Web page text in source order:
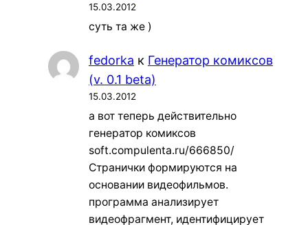
15.03.2012
суть та же )
fedorka к Генератор комиксов
(v. 0.1 beta)
15.03.2012
а вот теперь действительно
генератор комиксов
soft.compulenta.ru/666850/
Странички формируются на
основании видеофильмов.
программа анализирует
видеофрагмент, идентифицирует